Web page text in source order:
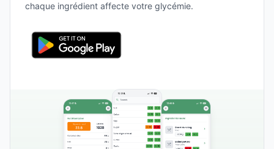
chaque ingrédient affecte votre glycémie.